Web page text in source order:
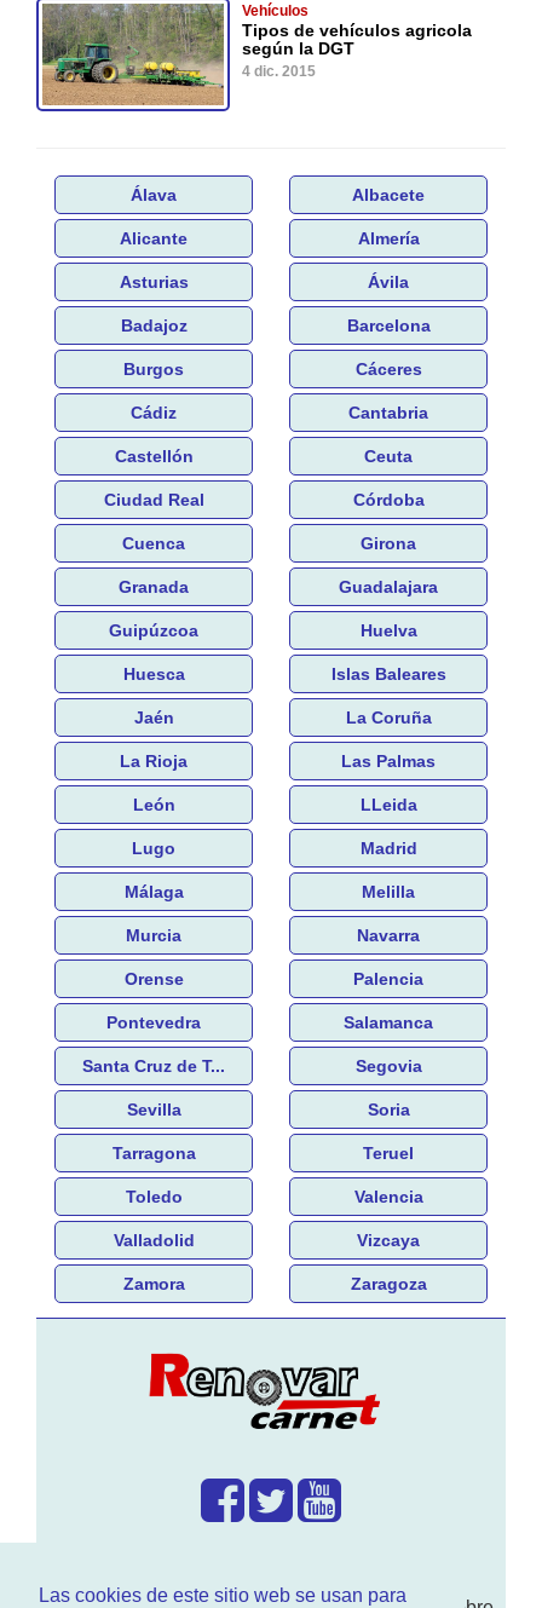
Las cookies de este sitio web se usan para
Vehículos
Tipos de vehículos agricola
según la DGT
4 dic. 2015
Álava Albacete
Alicante Almería
Asturias Ávila
Badajoz Barcelona
Burgos Cáceres
Cádiz Cantabria
Castellón Ceuta
Ciudad Real Córdoba
Cuenca Girona
Granada Guadalajara
Guipúzcoa Huelva
Huesca Islas Baleares
Jaén La Coruña
La Rioja Las Palmas
León LLeida
Lugo Madrid
Málaga Melilla
Murcia Navarra
Orense Palencia
Pontevedra Salamanca
Santa Cruz de T... Segovia
Sevilla Soria
Tarragona Teruel
Toledo Valencia
Valladolid Vizcaya
Zamora Zaragoza